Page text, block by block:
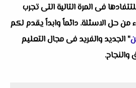
فى المرة التالية التى تجرب
من حل الاسئلة. دائماً وابداً يقدم لكم
" الجديد والفريد فى مجال التعليم